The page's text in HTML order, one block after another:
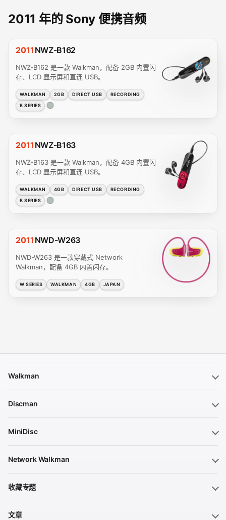
2011 年的 Sony 便携音频
2011 NWZ-B162
NWZ-B162 是一款 Walkman，配备 2GB 内置闪
存、LCD 显示屏和直连 USB。
WALKMAN 2GB DIRECT USB
RECORDING
B SERIES
2011 NWZ-B163
NWZ-B163 是一款 Walkman，配备 4GB 内置闪
存、LCD 显示屏和直连 USB。
WALKMAN 4GB DIRECT USB
RECORDING
B SERIES
2011 NWD-W263
NWD-W263 是一款穿戴式 Network
Walkman，配备 4GB 内置闪存。
W SERIES WALKMAN 4GB JAPAN
Walkman
Discman
MiniDisc
Network Walkman
收藏专题
文章